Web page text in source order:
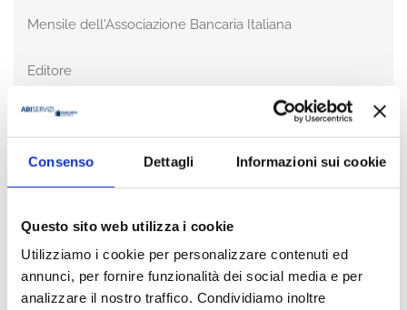
Consenso Dettagli Informazioni sui cookie
Questo sito web utilizza i cookie
Utilizziamo i cookie per personalizzare contenuti ed
annunci, per fornire funzionalità dei social media e per
analizzare il nostro traffico. Condividiamo inoltre
Mensile dell'Associazione Bancaria Italiana
Editore
2017
Disponibilità
Prezzo
€ 15,00
IVA assolta dall'editore